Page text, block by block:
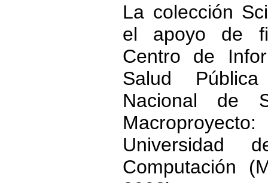
La colección
el apoyo de
Centro de
Salud
Nacional de
Computación